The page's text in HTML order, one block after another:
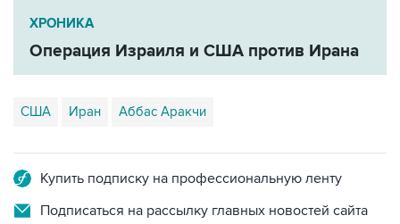
ХРОНИКА
Операция Израиля и США против Ирана
США Иран Аббас Аракчи
Купить подписку на профессиональную ленту
Подписаться на рассылку главных новостей сайта